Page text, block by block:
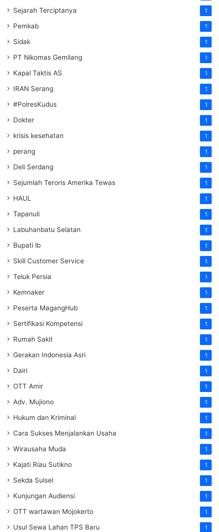
Sejarah Terciptanya 1
Pemkab 1
Sidak 1
PT Nikomas Gemilang 1
Kapal Taktis AS 1
IRAN Serang 1
#PolresKudus 1
Dokter 1
krisis kesehatan 1
perang 1
Deli Serdang 1
Sejumlah Teroris Amerika Tewas 1
HAUL 1
Tapanuli 1
Labuhanbatu Selatan 1
Bupati lb 1
Skill Customer Service 1
Teluk Persia 1
Kemnaker 1
Peserta MagangHub 1
Sertifikasi Kompetensi 1
Rumah Sakit 1
Gerakan Indonesia Asri 1
Dairi 1
OTT Amir 1
Adv. Mujiono 1
Hukum dan Kriminal 1
Cara Sukses Menjalankan Usaha 1
Wirausaha Muda 1
Kajati Riau Sutikno 1
Sekda Sulsel 1
Kunjungan Audiensi 1
OTT wartawan Mojokerto 1
Usul Sewa Lahan TPS Baru 1